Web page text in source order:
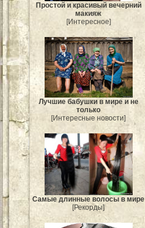
Простой и красивый вечерний
макияж
[Интересное]
Лучшие бабушки в мире и не
только
[Интересные новости]
Самые длинные волосы в мире
[Рекорды]